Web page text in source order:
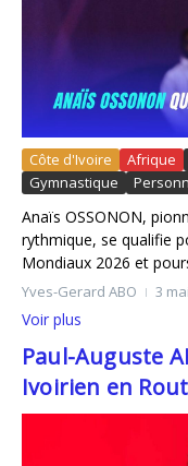
Côte d'Ivoire Afrique
Gymnastique
Anaïs OSSONON,
rythmique, se qualifie
Mondiaux 2026 et
Yves-Gerard ABO 3
Voir plus
Paul-Auguste
Ivoirien en